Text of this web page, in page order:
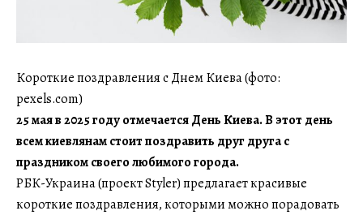
Короткие поздравления с Днем Киева (фото:
pexels.com)
25 мая в 2025 году отмечается День Киева. В этот день
всем киевлянам стоит поздравить друг друга с
праздником своего любимого города.
РБК-Украина (проект Styler) предлагает красивые
короткие поздравления, которыми можно порадовать